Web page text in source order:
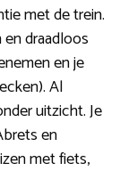
met de trein.
draadloos
en je
Al
uitzicht. Je
en
met fiets,